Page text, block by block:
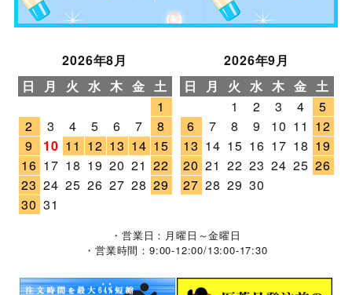
2026年8月
日
月 火 水 木 金 土
1
2
3 4 5 6 7
8
9
10 11 12 13 14 15
16 17 18 19 20 21 22
23 24 25 26 27 28 29
30 31
2026年9月
日
月 火 水 木 金 土
1
2 3 4
5
6
7 8 9 10 11 12
13 14 15 16 17 18 19
20 21 22 23 24 25 26
27 28 29 30
・営業日：月曜日～金曜日
・営業時間：9:00-12:00/13:00-17:30